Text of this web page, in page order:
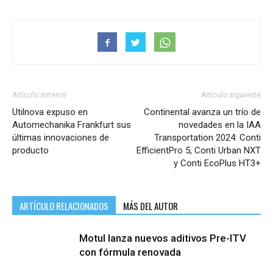
Artículo anterior
Utilnova expuso en
Automechanika Frankfurt sus
últimas innovaciones de
producto
Artículo siguiente
Continental avanza un trío de
novedades en la IAA
Transportation 2024: Conti
EfficientPro 5, Conti Urban NXT
y Conti EcoPlus HT3+
ARTÍCULO RELACIONADOS MÁS DEL AUTOR
Motul lanza nuevos aditivos Pre-ITV
con fórmula renovada